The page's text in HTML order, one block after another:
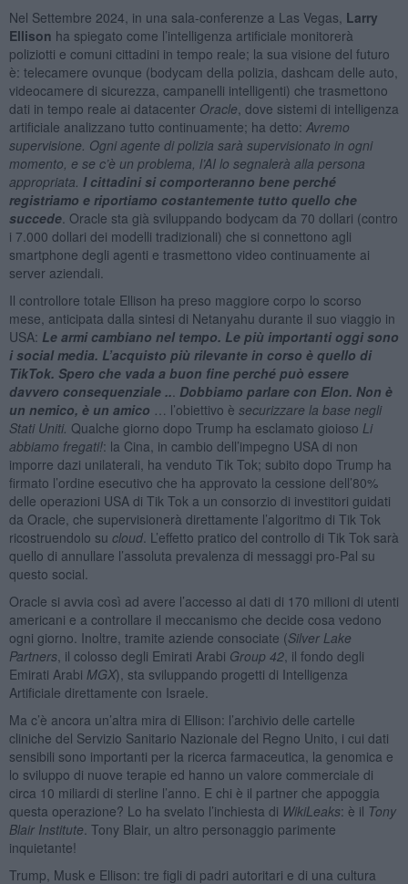
Nel Settembre 2024, in una sala-conferenze a Las Vegas, Larry
Ellison ha spiegato come l’intelligenza artificiale monitorerà
poliziotti e comuni cittadini in tempo reale; la sua visione del futuro
è: telecamere ovunque (bodycam della polizia, dashcam delle auto,
videocamere di sicurezza, campanelli intelligenti) che trasmettono
dati in tempo reale ai datacenter Oracle , dove sistemi di intelligenza
artificiale analizzano tutto continuamente; ha detto: Avremo
supervisione. Ogni agente di polizia sarà supervisionato in ogni
momento, e se c’è un problema, l’AI lo segnalerà alla persona
appropriata. I cittadini si comporteranno bene perché
registriamo e riportiamo costantemente tutto quello che
succede. Oracle sta già sviluppando bodycam da 70 dollari (contro
i 7.000 dollari dei modelli tradizionali) che si connettono agli
smartphone degli agenti e trasmettono video continuamente ai
server aziendali.
Il controllore totale Ellison ha preso maggiore corpo lo scorso
mese, anticipata dalla sintesi di Netanyahu durante il suo viaggio in
USA: Le armi cambiano nel tempo. Le più importanti oggi sono
i social media. L’acquisto più rilevante in corso è quello di
TikTok. Spero che vada a buon fine perché può essere
davvero consequenziale .. Dobbiamo parlare con Elon. Non è
un nemico, è un amico … l’obiettivo è securizzare la base negli
Stati Uniti. Qualche giorno dopo Trump ha esclamato gioioso Li
abbiamo fregati!: la Cina, in cambio dell’impegno USA di non
imporre dazi unilaterali, ha venduto Tik Tok; subito dopo Trump ha
firmato l’ordine esecutivo che ha approvato la cessione dell’80%
delle operazioni USA di Tik Tok a un consorzio di investitori guidati
da Oracle, che supervisionerà direttamente l’algoritmo di Tik Tok
ricostruendolo su cloud. L’effetto pratico del controllo di Tik Tok sarà
quello di annullare l’assoluta prevalenza di messaggi pro-Pal su
questo social.
Oracle si avvia così ad avere l’accesso ai dati di 170 milioni di utenti
americani e a controllare il meccanismo che decide cosa vedono
ogni giorno. Inoltre, tramite aziende consociate (Silver Lake
Partners, il colosso degli Emirati Arabi Group 42, il fondo degli
Emirati Arabi MGX), sta sviluppando progetti di Intelligenza
Artificiale direttamente con Israele.
Ma c’è ancora un’altra mira di Ellison: l’archivio delle cartelle
cliniche del Servizio Sanitario Nazionale del Regno Unito, i cui dati
sensibili sono importanti per la ricerca farmaceutica, la genomica e
lo sviluppo di nuove terapie ed hanno un valore commerciale di
circa 10 miliardi di sterline l’anno. E chi è il partner che appoggia
questa operazione? Lo ha svelato l’inchiesta di WikiLeaks: è il Tony
Blair Institute . Tony Blair, un altro personaggio parimente
inquietante!
Trump, Musk e Ellison: tre figli di padri autoritari e di una cultura